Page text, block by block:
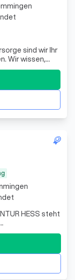
sind wir Ihr
Wir wissen,
Themen sind,
HESS steht
Käufer,
aller